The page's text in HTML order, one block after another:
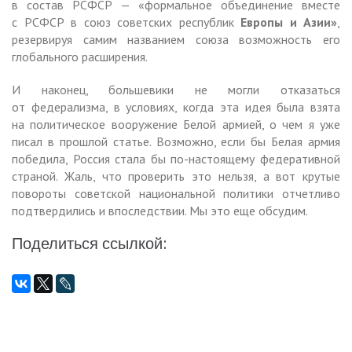
в состав РСФСР — «формальное объединение вместе
с РСФСР в союз советских республик Европы и Азии»
резервируя самим названием союза возможность его
глобального расширения.
И наконец, большевики не могли отказаться
от федерализма, в условиях, когда эта идея была взята
на политическое вооружение Белой армией, о чем я уже
писал в прошлой статье. Возможно, если бы Белая армия
победила, Россия стала бы по-настоящему федеративной
страной. Жаль, что проверить это нельзя, а вот крутые
повороты советской национальной политики отчетливо
подтвердились и впоследствии. Мы это еще обсудим.
Поделиться ссылкой: